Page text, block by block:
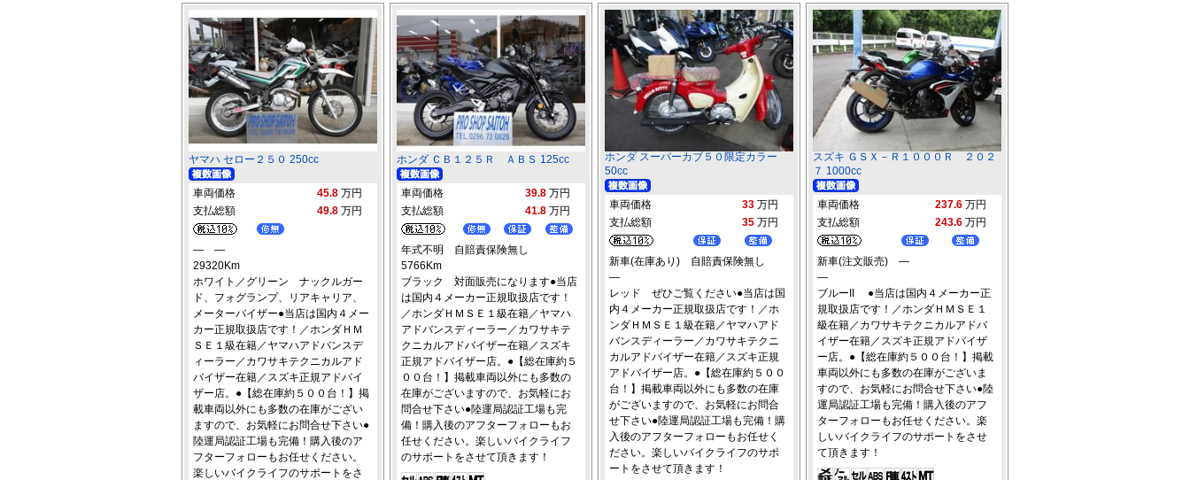
ヤマハ セロー２５０ 250cc
車両価格 45.8 万円
支払総額
49.8 万円
― ―
29320Km
ホワイト／グリーン ナックルガー
ド、フォグランプ、リアキャリア、
メーターバイザー●当店は国内４メー
カー正規取扱店です！／ホンダＨＭ
ＳＥ１級在籍／ヤマハアドバンスデ
ィーラー／カワサキテクニカルアド
バイザー在籍／スズキ正規アドバイ
ザー店。●【総在庫約５００台！】掲
載車両以外にも多数の在庫がござい
ますので、お気軽にお問合せ下さい●
陸運局認証工場も完備！購入後のア
フターフォローもお任せください。
楽しいバイクライフのサポートをさ
ホンダ ＣＢ１２５Ｒ ＡＢＳ 125cc
車両価格 39.8 万円
支払総額
41.8 万円
年式不明 自賠責保険無し
5766Km
ブラック 対面販売になります●当店
は国内４メーカー正規取扱店です！
／ホンダＨＭＳＥ１級在籍／ヤマハ
アドバンスディーラー／カワサキテ
クニカルアドバイザー在籍／スズキ
正規アドバイザー店。●【総在庫約５
００台！】掲載車両以外にも多数の
在庫がございますので、お気軽にお
問合せ下さい●陸運局認証工場も完
備！購入後のアフターフォローもお
任せください。楽しいバイクライフ
のサポートをさせて頂きます！
ホンダ スーパーカブ５０限定カラー
50cc
車両価格 33 万円
支払総額
35 万円
新車(在庫あり) 自賠責保険無し
―
レッド ぜひご覧ください●当店は国
内４メーカー正規取扱店です！／ホ
ンダＨＭＳＥ１級在籍／ヤマハアド
バンスディーラー／カワサキテクニ
カルアドバイザー在籍／スズキ正規
アドバイザー店。●【総在庫約５００
台！】掲載車両以外にも多数の在庫
がございますので、お気軽にお問合
せ下さい●陸運局認証工場も完備！購
入後のアフターフォローもお任せく
ださい。楽しいバイクライフのサポ
ートをさせて頂きます！
スズキ ＧＳＸ－Ｒ１０００Ｒ ２０２
７ 1000cc
車両価格 237.6 万円
支払総額
243.6 万円
新車(注文販売) ―
―
ブルーII ●当店は国内４メーカー正
規取扱店です！／ホンダＨＭＳＥ１
級在籍／カワサキテクニカルアドバ
イザー在籍／スズキ正規アドバイザ
ー店。●【総在庫約５００台！】掲載
車両以外にも多数の在庫がございま
すので、お気軽にお問合せ下さい●陸
運局認証工場も完備！購入後のアフ
ターフォローもお任せください。楽
しいバイクライフのサポートをさせ
て頂きます！